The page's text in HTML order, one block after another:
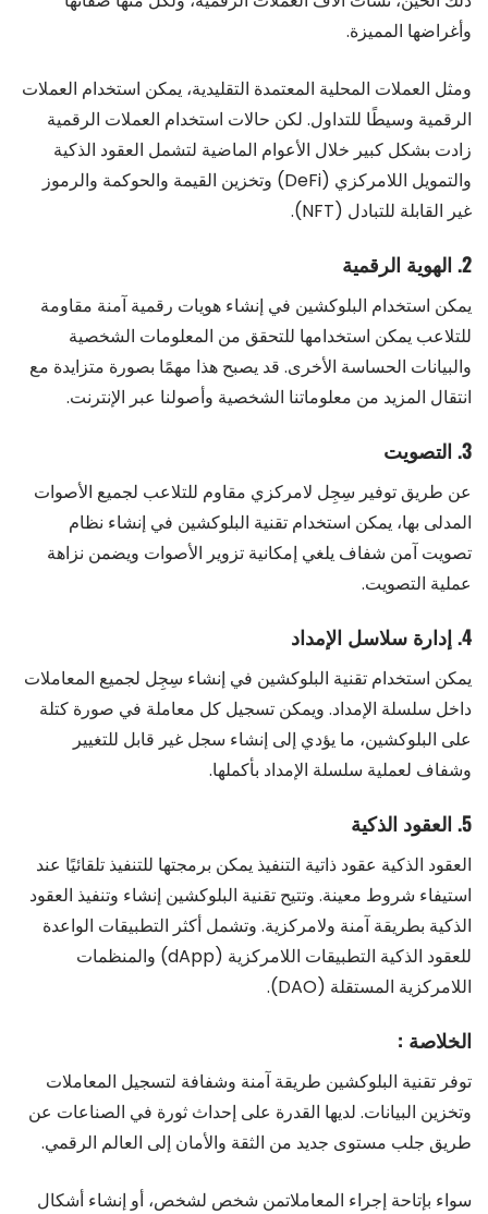
وأغراضها المميزة.
ومثل العملات المحلية المعتمدة التقليدية، يمكن استخدام العملات
الرقمية وسيطًا للتداول. لكن حالات استخدام العملات الرقمية
زادت بشكل كبير خلال الأعوام الماضية لتشمل العقود الذكية
والتمويل اللامركزي (DeFi) وتخزين القيمة والحوكمة والرموز
غير القابلة للتبادل (NFT).
2. الهوية الرقمية
يمكن استخدام البلوكشين في إنشاء هويات رقمية آمنة مقاومة
للتلاعب يمكن استخدامها للتحقق من المعلومات الشخصية
والبيانات الحساسة الأخرى. قد يصبح هذا مهمًا بصورة متزايدة مع
انتقال المزيد من معلوماتنا الشخصية وأصولنا عبر الإنترنت.
3. التصويت
عن طريق توفير سِجِل لامركزي مقاوم للتلاعب لجميع الأصوات
المدلى بها، يمكن استخدام تقنية البلوكشين في إنشاء نظام
تصويت آمن شفاف يلغي إمكانية تزوير الأصوات ويضمن نزاهة
عملية التصويت.
4. إدارة سلاسل الإمداد
يمكن استخدام تقنية البلوكشين في إنشاء سِجِل لجميع المعاملات
داخل سلسلة الإمداد. ويمكن تسجيل كل معاملة في صورة كتلة
على البلوكشين، ما يؤدي إلى إنشاء سجل غير قابل للتغيير
وشفاف لعملية سلسلة الإمداد بأكملها.
5. العقود الذكية
العقود الذكية عقود ذاتية التنفيذ يمكن برمجتها للتنفيذ تلقائيًا عند
استيفاء شروط معينة. وتتيح تقنية البلوكشين إنشاء وتنفيذ العقود
الذكية بطريقة آمنة ولامركزية. وتشمل أكثر التطبيقات الواعدة
للعقود الذكية التطبيقات اللامركزية (dApp) والمنظمات
اللامركزية المستقلة (DAO).
الخلاصة :
توفر تقنية البلوكشين طريقة آمنة وشفافة لتسجيل المعاملات
وتخزين البيانات. لديها القدرة على إحداث ثورة في الصناعات عن
طريق جلب مستوى جديد من الثقة والأمان إلى العالم الرقمي.
سواء بإتاحة إجراء المعاملاتمن شخص لشخص، أو إنشاء أشكال